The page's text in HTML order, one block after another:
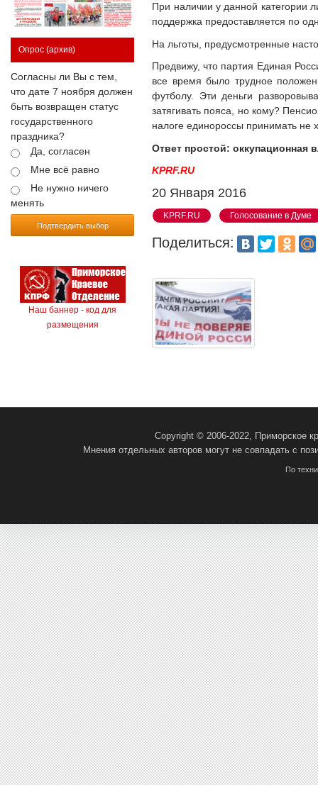
Опрос (архив)
Согласны ли Вы с тем,
что дате 7 ноября должен
быть возвращен статус
государственного
праздника?
Да, согласен
Мне всё равно
Не нужно ничего
менять
Подтвердить выбор
Наш баннер - код для
размещения
При наличии у данной категории
поддержка предоставляется по
На льготы, предусмотренные
Предвижу, что партия Единая
все время было трудное
футболу. Эти деньги
затягивать пояса, но кому?
налоге единороссы принимать не
Ответ простой: оккупационная
KPRF.RU
20 Января 2016
KPRF.RU Голосование в Думе
Поделиться:
Copyright © 2006-2022, Приморское
Мнения отдельных авторов могут не совпадать с
По